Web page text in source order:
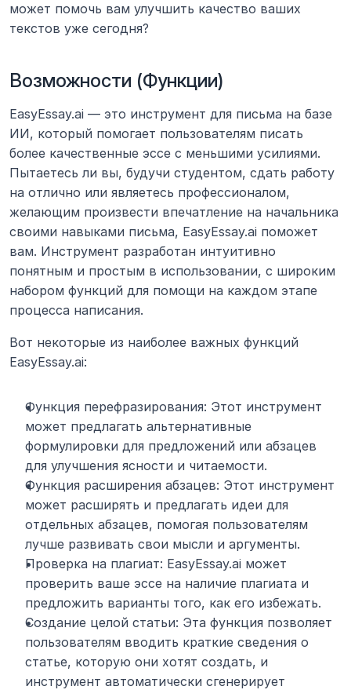
может помочь вам улучшить качество ваших
текстов уже сегодня?
Возможности (Функции)
EasyEssay.ai — это инструмент для письма на базе
ИИ, который помогает пользователям писать
более качественные эссе с меньшими усилиями.
Пытаетесь ли вы, будучи студентом, сдать работу
на отлично или являетесь профессионалом,
желающим произвести впечатление на начальника
своими навыками письма, EasyEssay.ai поможет
вам. Инструмент разработан интуитивно
понятным и простым в использовании, с широким
набором функций для помощи на каждом этапе
процесса написания.
Вот некоторые из наиболее важных функций
EasyEssay.ai:
Функция перефразирования: Этот инструмент
может предлагать альтернативные
формулировки для предложений или абзацев
для улучшения ясности и читаемости.
Функция расширения абзацев: Этот инструмент
может расширять и предлагать идеи для
отдельных абзацев, помогая пользователям
лучше развивать свои мысли и аргументы.
Проверка на плагиат: EasyEssay.ai может
проверить ваше эссе на наличие плагиата и
предложить варианты того, как его избежать.
Создание целой статьи: Эта функция позволяет
пользователям вводить краткие сведения о
статье, которую они хотят создать, и
инструмент автоматически сгенерирует